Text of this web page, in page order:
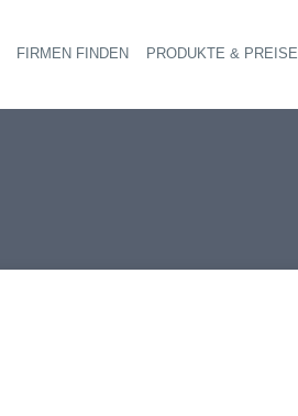
Haupt-Navigation
FIRMEN FINDEN PRODUKTE & PREISE